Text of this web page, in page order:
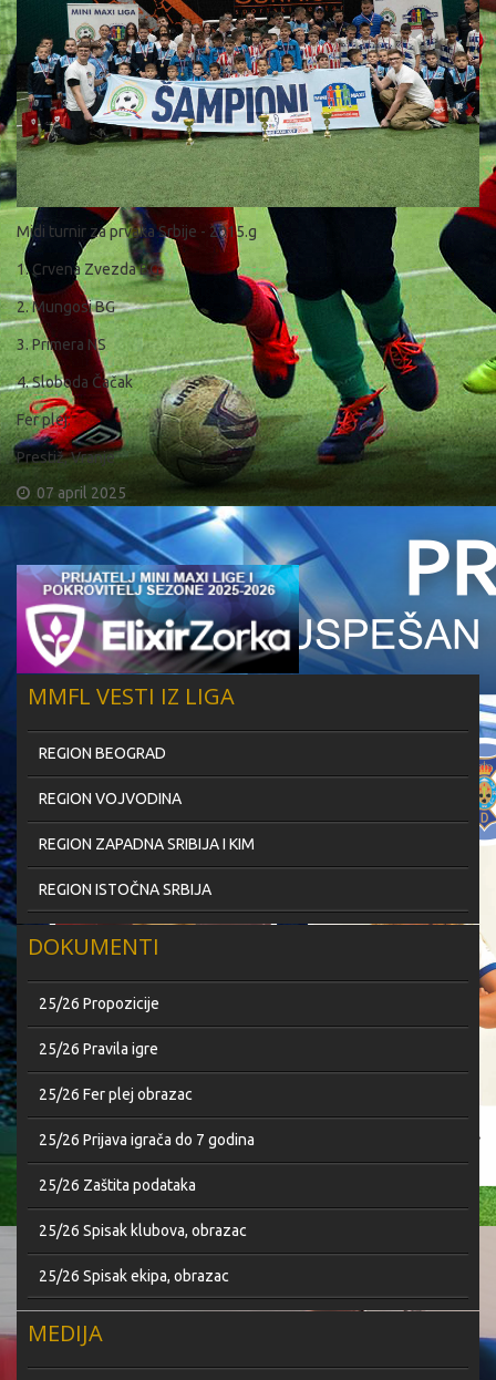
Midi turnir za prvaka Srbije - 2015.g
1. Crvena Zvezda BG
2. Mungosi BG
3. Primera NS
4. Sloboda Čačak
Fer plej:
Prestiž, Vranje
07 april 2025
MMFL VESTI IZ LIGA
REGION BEOGRAD
REGION VOJVODINA
REGION ZAPADNA SRIBIJA I KIM
REGION ISTOČNA SRBIJA
DOKUMENTI
25/26 Propozicije
25/26 Pravila igre
25/26 Fer plej obrazac
25/26 Prijava igrača do 7 godina
25/26 Zaštita podataka
25/26 Spisak klubova, obrazac
25/26 Spisak ekipa, obrazac
MEDIJA